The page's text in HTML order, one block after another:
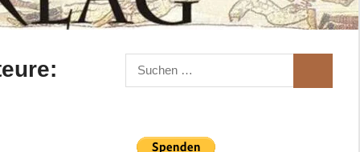
Suchen
nach: